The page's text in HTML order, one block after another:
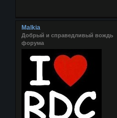
Malkia
Добрый и справедливый вождь
форума